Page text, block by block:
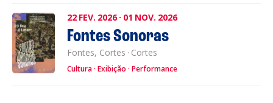
22 FEV. 2026 · 01 NOV. 2026
Fontes Sonoras
Fontes, Cortes · Cortes
Cultura Exibição Performance